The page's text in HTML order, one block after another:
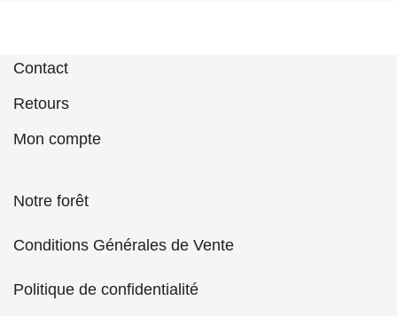
Contact
Retours
Mon compte
Notre forêt
Conditions Générales de Vente
Politique de confidentialité